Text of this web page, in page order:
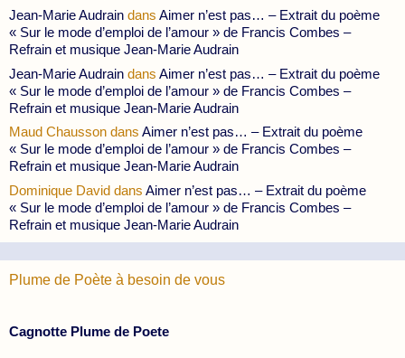
Jean-Marie Audrain dans Aimer n’est pas… – Extrait du poème
« Sur le mode d’emploi de l’amour » de Francis Combes –
Refrain et musique Jean-Marie Audrain
Jean-Marie Audrain dans Aimer n’est pas… – Extrait du poème
« Sur le mode d’emploi de l’amour » de Francis Combes –
Refrain et musique Jean-Marie Audrain
Maud Chausson dans Aimer n’est pas… – Extrait du poème
« Sur le mode d’emploi de l’amour » de Francis Combes –
Refrain et musique Jean-Marie Audrain
Dominique David dans Aimer n’est pas… – Extrait du poème
« Sur le mode d’emploi de l’amour » de Francis Combes –
Refrain et musique Jean-Marie Audrain
Plume de Poète à besoin de vous
Cagnotte Plume de Poete